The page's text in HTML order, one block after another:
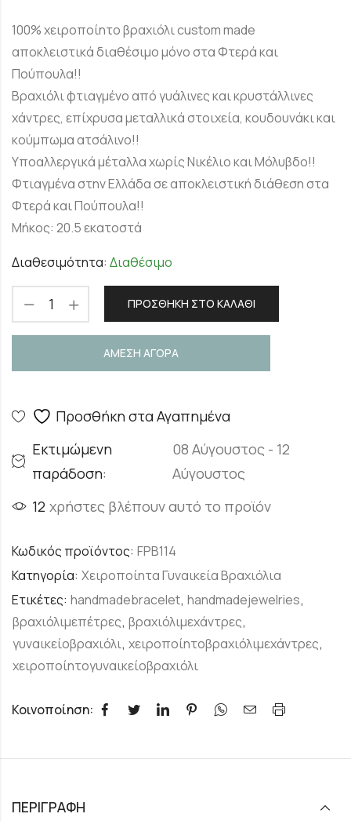
100% χειροποίητο βραχιόλι custom made
αποκλειστικά διαθέσιμο μόνο στα Φτερά και
Πούπουλα!!
Βραχιόλι φτιαγμένο από γυάλινες και κρυστάλλινες
χάντρες, επίχρυσα μεταλλικά στοιχεία, κουδουνάκι και
κούμπωμα ατσάλινο!!
Υποαλλεργικά μέταλλα χωρίς Νικέλιο και Μόλυβδο!!
Φτιαγμένα στην Ελλάδα σε αποκλειστική διάθεση στα
Φτερά και Πούπουλα!!
Μήκος: 20.5 εκατοστά
Διαθεσιμότητα: Διαθέσιμο
ΠΡΟΣΘΉΚΗ ΣΤΟ ΚΑΛΆΘΙ
ΑΜΕΣΗ ΑΓΟΡΑ
Προσθήκη στα Αγαπημένα
Εκτιμώμενη
παράδοση:
08 Αύγουστος - 12
Αύγουστος
12 χρήστες βλέπουν αυτό το προϊόν
Κωδικός προϊόντος: FPB114
Κατηγορία: Χειροποίητα Γυναικεία Βραχιόλια
Ετικέτες: handmadebracelet, handmadejewelries,
βραχιόλιμεπέτρες, βραχιόλιμεχάντρες,
γυναικείοβραχιόλι, χειροποίητοβραχιόλιμεχάντρες,
χειροποίητογυναικείοβραχιόλι
Κοινοποίηση:
ΠΕΡΙΓΡΑΦΉ